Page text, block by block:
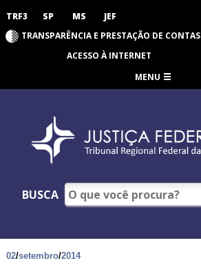
TRF3 SP MS JEF
TRANSPARÊNCIA E PRESTAÇÃO DE CONTAS
ACESSO À INTERNET
MENU
BUSCA
02/setembro/2014